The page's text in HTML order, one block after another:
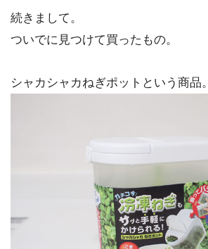
続きまして。
ついでに見つけて買ったもの。
シャカシャカねぎポットという商品。